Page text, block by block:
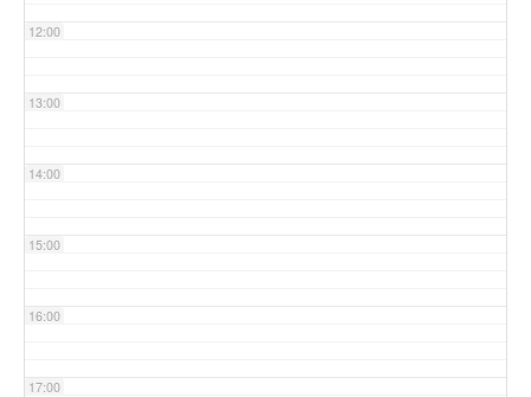
12:00
13:00
14:00
15:00
16:00
17:00